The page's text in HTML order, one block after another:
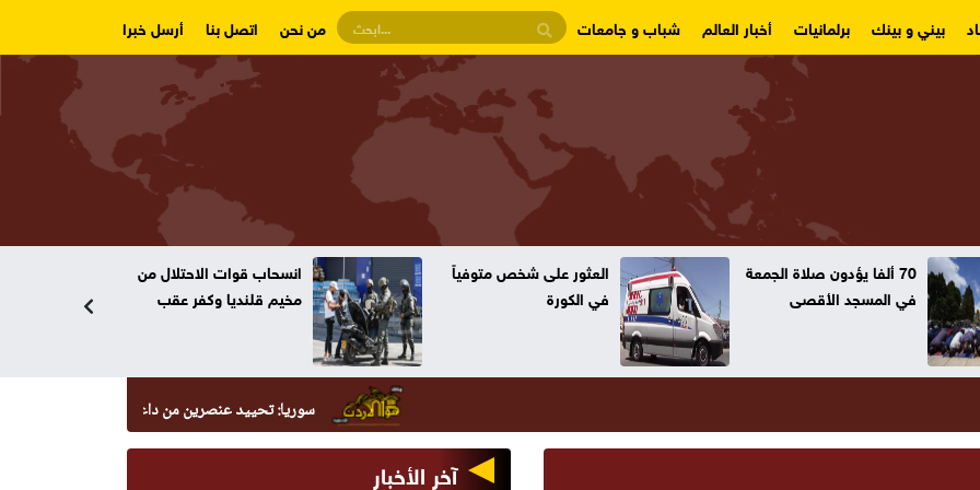
بيني و بينك برلمانيات أخبار العالم شباب و جامعات من نحن اتصل بنا أرسل خبرا
العثور على شخص متوفياً
في الكورة
انسحاب قوات الاحتلال من
مخيم قلنديا وكفر عقب
أجواء صيفية عادية في
أغلب المناطق الجمعة
سوريا: تحييد عنصرين من داعش حاولا زرع عبوة في السيدة
آخر الأخبار